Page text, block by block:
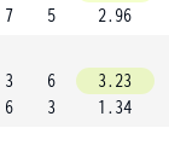
7
5
2.96
3
6
6
3
3.23
1.34